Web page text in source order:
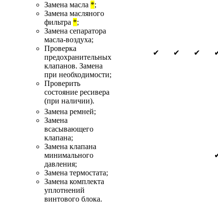
Замена масла *;
Замена масляного
фильтра *;
Замена сепаратора
масла-воздуха;
Проверка
предохранительных
клапанов. Замена
при необходимости;
Проверить
состояние ресивера
(при наличии).
✔ ✔ ✔
Замена ремней;
Замена
всасывающего
клапана;
Замена клапана
минимального
давления;
Замена термостата;
Замена комплекта
уплотнений
винтового блока.